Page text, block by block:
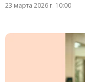
23 марта 2026 г. 10:00